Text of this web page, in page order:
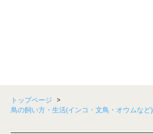
トップページ >
鳥の飼い方・生活(インコ・文鳥・オウムなど)